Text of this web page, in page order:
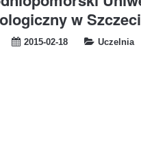
w
2015-02-18 Uczelnia